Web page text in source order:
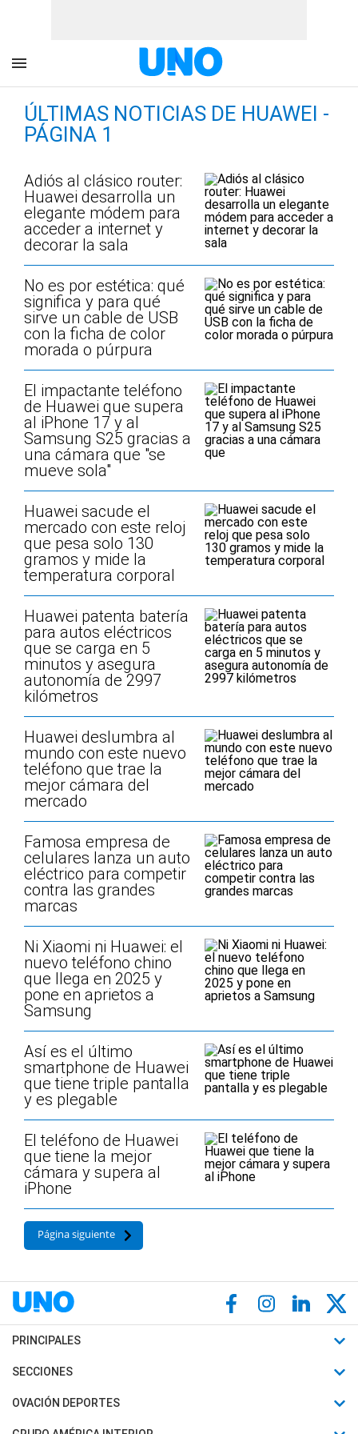
ÚLTIMAS NOTICIAS DE HUAWEI -
PÁGINA 1
Adiós al clásico router:
Huawei desarrolla un
elegante módem para
acceder a internet y
decorar la sala
No es por estética: qué
significa y para qué
sirve un cable de USB
con la ficha de color
morada o púrpura
El impactante teléfono
de Huawei que supera
al iPhone 17 y al
Samsung S25 gracias a
una cámara que "se
mueve sola"
Huawei sacude el
mercado con este reloj
que pesa solo 130
gramos y mide la
temperatura corporal
Huawei patenta batería
para autos eléctricos
que se carga en 5
minutos y asegura
autonomía de 2997
kilómetros
Huawei deslumbra al
mundo con este nuevo
teléfono que trae la
mejor cámara del
mercado
Famosa empresa de
celulares lanza un auto
eléctrico para competir
contra las grandes
marcas
Ni Xiaomi ni Huawei: el
nuevo teléfono chino
que llega en 2025 y
pone en aprietos a
Samsung
Así es el último
smartphone de Huawei
que tiene triple pantalla
y es plegable
El teléfono de Huawei
que tiene la mejor
cámara y supera al
iPhone
Página siguiente
PRINCIPALES
Últimas Noticias
Política
SECCIONES
Horóscopo
Motores
OVACIÓN DEPORTES